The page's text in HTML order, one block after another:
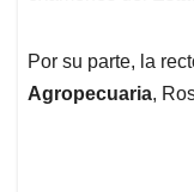
Por su parte, la
Agropecuaria,